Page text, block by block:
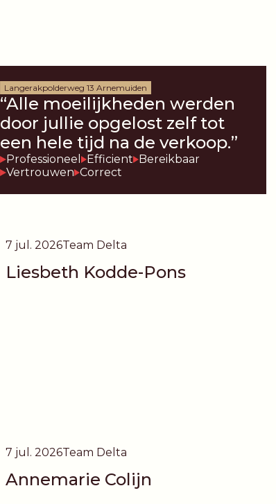
Langerakpolderweg 13 Arnemuiden
“Alle moeilijkheden werden
door jullie opgelost zelf tot
een hele tijd na de verkoop.”
Professioneel Efficient Bereikbaar
Vertrouwen Correct
7 jul. 2026Team Delta
Liesbeth Kodde-Pons
7 jul. 2026Team Delta
Annemarie Colijn